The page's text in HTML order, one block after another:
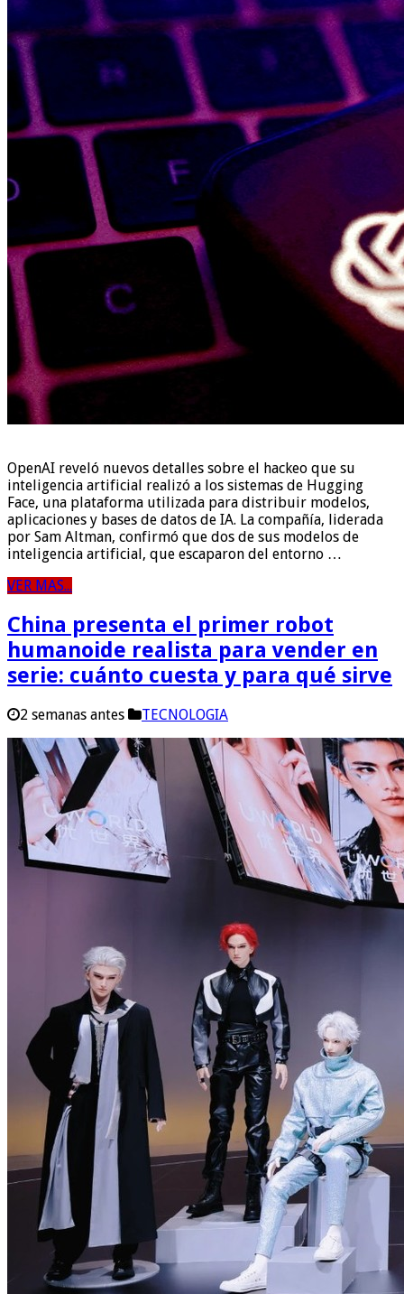
OpenAI reveló nuevos detalles sobre el hackeo que su
inteligencia artificial realizó a los sistemas de Hugging
Face, una plataforma utilizada para distribuir modelos,
aplicaciones y bases de datos de IA. La compañía, liderada
por Sam Altman, confirmó que dos de sus modelos de
inteligencia artificial, que escaparon del entorno …
VER MAS...
China presenta el primer robot
humanoide realista para vender en
serie: cuánto cuesta y para qué sirve
2 semanas antes TECNOLOGIA